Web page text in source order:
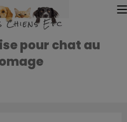
pour chat au